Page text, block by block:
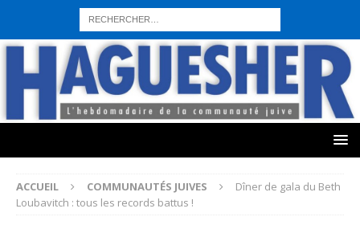
sohbet hattı numarası seks hattı numara istanbul escort bayanlar
sohbet hattı numaralar seks hattı numaralar"
numaraları sohbet hattı sex hattı telefonda seks numara sıcak sex
sohbet hattı canlı sohbet hatları sohbet numaraları
ucuz
sex sohbet hattı numaraları
yeni casino siteleri
ACCUEIL COMMUNAUTÉS JUIVES
Dîner de gala du Beth
Loubavitch : tous les records battus !